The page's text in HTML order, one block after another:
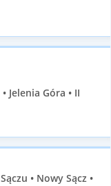
Jelenia Góra • II
• Nowy Sącz •